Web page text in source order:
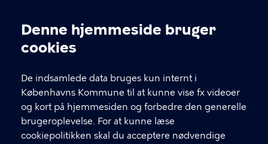
Cookieindstillinger
Denne hjemmeside bruger
cookies
De indsamlede data bruges kun internt i
Københavns Kommune til at kunne vise fx videoer
og kort på hjemmesiden og forbedre den generelle
brugeroplevelse. For at kunne læse
cookiepolitikken skal du acceptere nødvendige
Kontakt Københavns Kommune
T
fFind andre kontakter her
CVR-nummer64942212
GENVEJE